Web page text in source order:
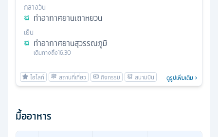
กลางวัน
ท่าอากาศยานเถาหยวน
เย็น
ท่าอากาศยานสุวรรณภูมิ
เดินทางถึง16.30
ดูรูปเพิ่มเติม
มื้ออาหาร